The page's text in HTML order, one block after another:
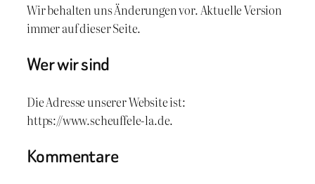
Wir behalten uns Änderungen vor. Aktuelle Version
immer auf dieser Seite.
Wer wir sind
Die Adresse unserer Website ist:
https://www.scheuffele-la.de.
Kommentare